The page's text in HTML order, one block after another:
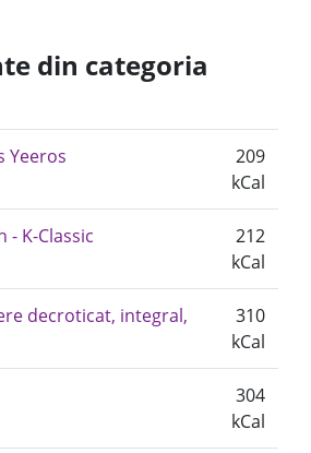
din categoria
Yeeros
209
kCal
- K-Classic
212
kCal
decroticat, integral,
310
kCal
304
kCal